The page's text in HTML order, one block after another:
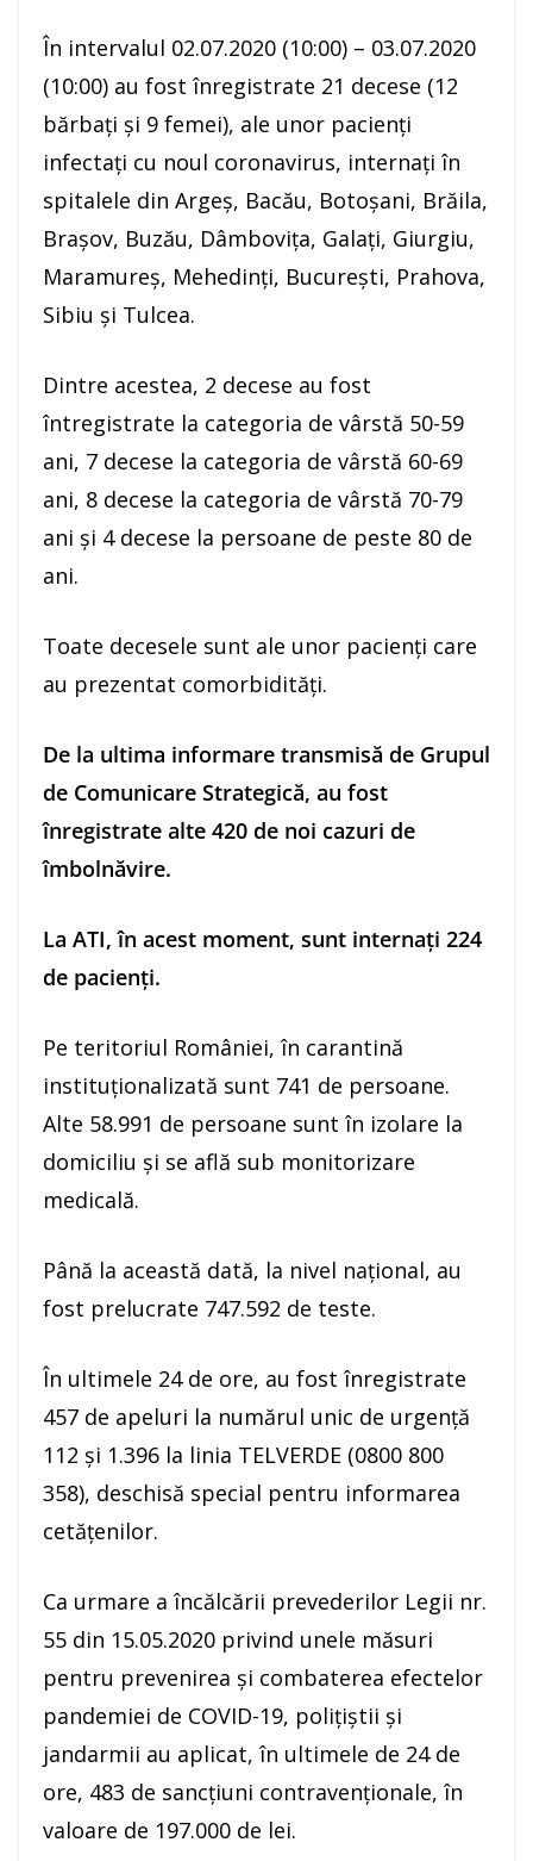
În intervalul 02.07.2020 (10:00) – 03.07.2020
(10:00) au fost înregistrate 21 decese (12
bărbați și 9 femei), ale unor pacienți
infectați cu noul coronavirus, internați în
spitalele din Argeș, Bacău, Botoșani, Brăila,
Brașov, Buzău, Dâmbovița, Galați, Giurgiu,
Maramureș, Mehedinți, București, Prahova,
Sibiu și Tulcea.
Dintre acestea, 2 decese au fost
întregistrate la categoria de vârstă 50-59
ani, 7 decese la categoria de vârstă 60-69
ani, 8 decese la categoria de vârstă 70-79
ani și 4 decese la persoane de peste 80 de
ani.
Toate decesele sunt ale unor pacienți care
au prezentat comorbidități.
De la ultima informare transmisă de Grupul
de Comunicare Strategică, au fost
înregistrate alte 420 de noi cazuri de
îmbolnăvire.
La ATI, în acest moment, sunt internați 224
de pacienți.
Pe teritoriul României, în carantină
instituționalizată sunt 741 de persoane.
Alte 58.991 de persoane sunt în izolare la
domiciliu și se află sub monitorizare
medicală.
Până la această dată, la nivel național, au
fost prelucrate 747.592 de teste.
În ultimele 24 de ore, au fost înregistrate
457 de apeluri la numărul unic de urgență
112 și 1.396 la linia TELVERDE (0800 800
358), deschisă special pentru informarea
cetățenilor.
Ca urmare a încălcării prevederilor Legii nr.
55 din 15.05.2020 privind unele măsuri
pentru prevenirea și combaterea efectelor
pandemiei de COVID-19, polițiștii și
jandarmii au aplicat, în ultimele de 24 de
ore, 483 de sancţiuni contravenţionale, în
valoare de 197.000 de lei.